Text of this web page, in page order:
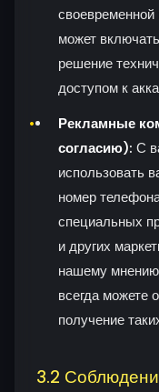
может
решение
доступом к
Рекламные
согласию): С
использовать
номер
специальных
и других
нашему
всегда можете
получение
3.2